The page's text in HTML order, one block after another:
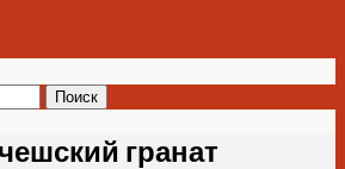
гранат